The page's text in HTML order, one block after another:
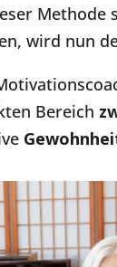
Methode
wird nun
Bereich